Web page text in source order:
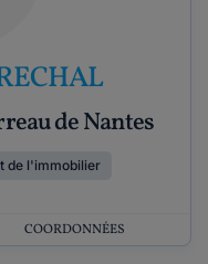
de Nantes
de l'immobilier
COORDONNÉES